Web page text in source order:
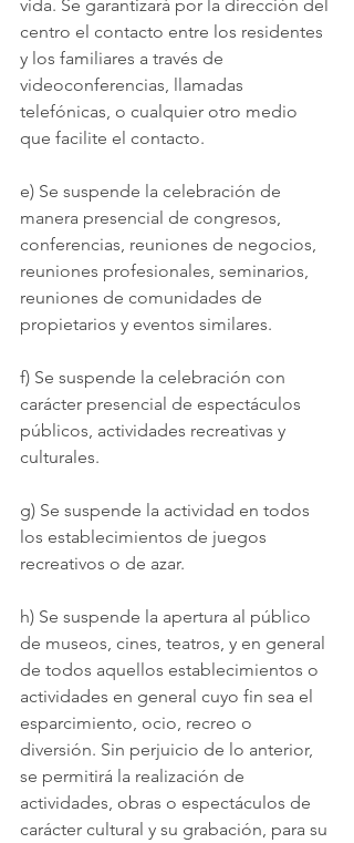
vida. Se garantizará por la dirección del
centro el contacto entre los residentes
y los familiares a través de
videoconferencias, llamadas
telefónicas, o cualquier otro medio
que facilite el contacto.
e) Se suspende la celebración de
manera presencial de congresos,
conferencias, reuniones de negocios,
reuniones profesionales, seminarios,
reuniones de comunidades de
propietarios y eventos similares.
f) Se suspende la celebración con
carácter presencial de espectáculos
públicos, actividades recreativas y
culturales.
g) Se suspende la actividad en todos
los establecimientos de juegos
recreativos o de azar.
h) Se suspende la apertura al público
de museos, cines, teatros, y en general
de todos aquellos establecimientos o
actividades en general cuyo fin sea el
esparcimiento, ocio, recreo o
diversión. Sin perjuicio de lo anterior,
se permitirá la realización de
actividades, obras o espectáculos de
carácter cultural y su grabación, para su